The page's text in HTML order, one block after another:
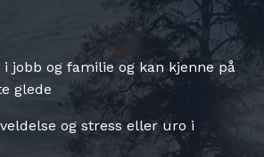
jobb og familie og kan kjenne på
glede
og stress eller uro i